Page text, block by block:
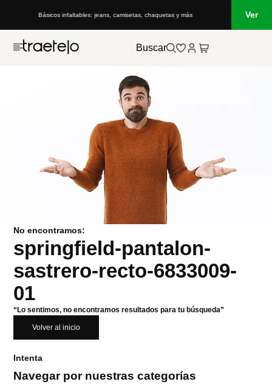
Básicos infaltables: jeans, camisetas, chaquetas y más Ver
Buscar
No encontramos:
springfield-pantalon-
sastrero-recto-6833009-
01
“Lo sentimos, no encontramos resultados para tu búsqueda”
Volver al inicio
Intenta
Navegar por nuestras categorías